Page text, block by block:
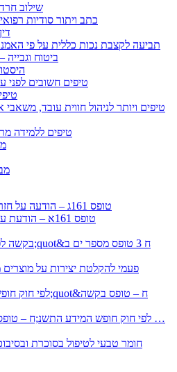
שילוב
כתב ויתור סודיות רפואית
תביעה לקצבת נכות כללית על פי האמנות
ביטוח וגבייה –
7 טיפים חשובים
21 טיפים ללמידה
טופס 161ג – הודעה על חזרה מרצף פיצויים / קיצבה
טופס 161א – הודעת עובד עקב פרישה מעבודה
) 1998 ( לפי חוק חופש המידע התשנ;ח – טופס בקשה לקבלת …
חומר טבעי לטיפול בסוכרת